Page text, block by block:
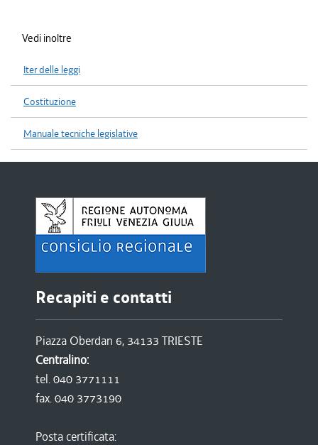
Vedi inoltre
Iter delle leggi
Costituzione
Manuale tecniche legislative
Recapiti e contatti
Piazza Oberdan 6, 34133 TRIESTE
Centralino:
tel. 040 3771111
fax. 040 3773190
Posta certificata: